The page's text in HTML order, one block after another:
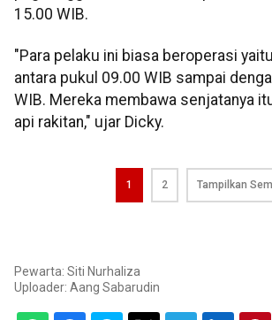
15.00 WIB.
"Para pelaku ini biasa beroperasi
antara pukul 09.00 WIB sampai
WIB. Mereka membawa senjatanya
api rakitan," ujar Dicky.
1 2 Tampilkan
Pewarta: Siti Nurhaliza
Uploader: Aang Sabarudin